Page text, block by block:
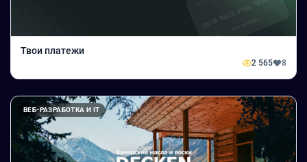
Твои платежи
2 565 8
ВЕБ-РАЗРАБОТКА И IT